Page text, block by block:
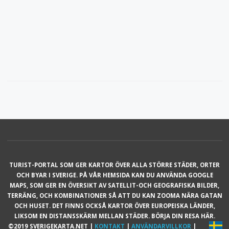
TURIST-PORTAL SOM GER KARTOR ÖVER ALLA STÖRRE STÄDER, ORTER
OCH BYAR I SVERIGE. PÅ VÅR HEMSIDA KAN DU ANVÄNDA GOOGLE
MAPS, SOM GER EN ÖVERSIKT AV SATELLIT-OCH GEOGRAFISKA BILDER,
TERRÄNG, OCH KOMBINATIONER SÅ ATT DU KAN ZOOMA NÄRA GATAN
OCH HUSET. DET FINNS OCKSÅ KARTOR ÖVER EUROPEISKA LÄNDER,
LIKSOM EN DISTANSSKÄRM MELLAN STÄDER. BÖRJA DIN RESA HÄR.
©2019 SVERIGEKARTA.NET | KONTAKT ANVÄNDARVILLKOR